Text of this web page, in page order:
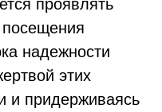
проявлять
надежности
этих
и придерживаясь